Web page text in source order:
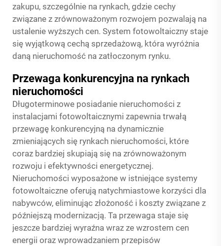
zakupu, szczególnie na rynkach, gdzie cechy
związane z zrównoważonym rozwojem pozwalają na
ustalenie wyższych cen. System fotowoltaiczny staje
się wyjątkową cechą sprzedażową, która wyróżnia
daną nieruchomość na zatłoczonym rynku.
Przewaga konkurencyjna na rynkach
nieruchomości
Długoterminowe posiadanie nieruchomości z
instalacjami fotowoltaicznymi zapewnia trwałą
przewagę konkurencyjną na dynamicznie
zmieniających się rynkach nieruchomości, które
coraz bardziej skupiają się na zrównoważonym
rozwoju i efektywności energetycznej.
Nieruchomości wyposażone w istniejące systemy
fotowoltaiczne oferują natychmiastowe korzyści dla
nabywców, eliminując złożoność i koszty związane z
późniejszą modernizacją. Ta przewaga staje się
jeszcze bardziej wyraźna wraz ze wzrostem cen
energii oraz wprowadzaniem przepisów